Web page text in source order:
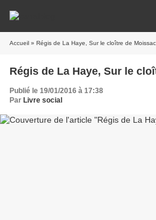
Accueil » Régis de La Haye, Sur le cloître de Moissac
Régis de La Haye, Sur le
Publié le 19/01/2016 à 17:38
Par Livre social